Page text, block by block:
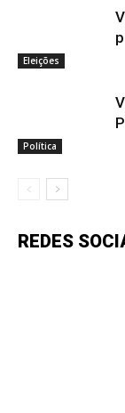
Eleições
Política
REDES